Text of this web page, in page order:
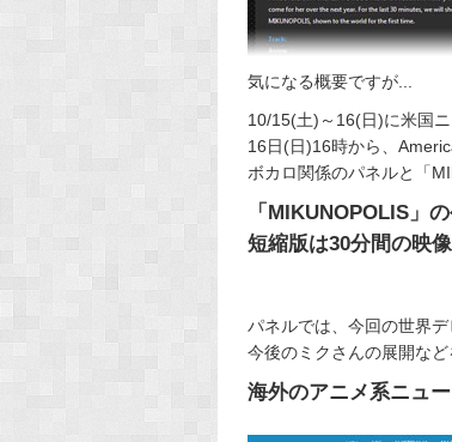
気になる概要ですが...
10/15(土)～16(日)に米国
16日(日)16時から、
ボカロ関係のパネルと「
「MIKUNOPOLIS」
短縮版は30分間の映
パネルでは、今回の世界
今後のミクさんの展開な
海外のアニメ系ニュ